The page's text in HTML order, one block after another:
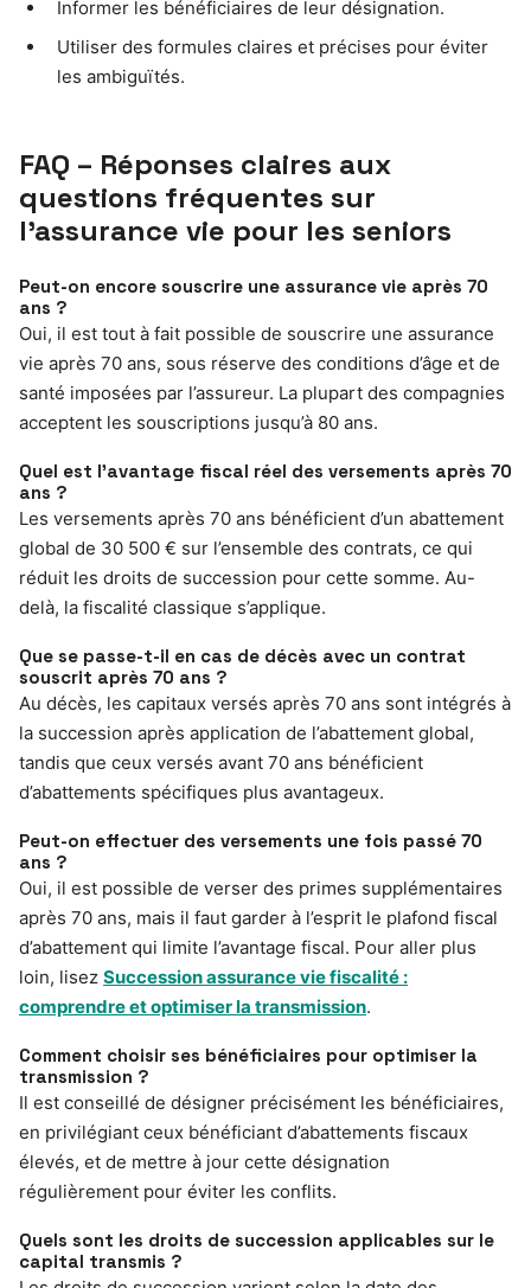
Informer les bénéficiaires de leur désignation.
Utiliser des formules claires et précises pour éviter
les ambiguïtés.
FAQ – Réponses claires aux
questions fréquentes sur
l’assurance vie pour les seniors
Peut-on encore souscrire une assurance vie après 70
ans ?
Oui, il est tout à fait possible de souscrire une assurance
vie après 70 ans, sous réserve des conditions d’âge et de
santé imposées par l’assureur. La plupart des compagnies
acceptent les souscriptions jusqu’à 80 ans.
Quel est l’avantage fiscal réel des versements après 70
ans ?
Les versements après 70 ans bénéficient d’un abattement
global de 30 500 € sur l’ensemble des contrats, ce qui
réduit les droits de succession pour cette somme. Au-
delà, la fiscalité classique s’applique.
Que se passe-t-il en cas de décès avec un contrat
souscrit après 70 ans ?
Au décès, les capitaux versés après 70 ans sont intégrés à
la succession après application de l’abattement global,
tandis que ceux versés avant 70 ans bénéficient
d’abattements spécifiques plus avantageux.
Peut-on effectuer des versements une fois passé 70
ans ?
Oui, il est possible de verser des primes supplémentaires
après 70 ans, mais il faut garder à l’esprit le plafond fiscal
d’abattement qui limite l’avantage fiscal. Pour aller plus
loin, lisez Succession assurance vie fiscalité :
comprendre et optimiser la transmission.
Comment choisir ses bénéficiaires pour optimiser la
transmission ?
Il est conseillé de désigner précisément les bénéficiaires,
en privilégiant ceux bénéficiant d’abattements fiscaux
élevés, et de mettre à jour cette désignation
régulièrement pour éviter les conflits.
Quels sont les droits de succession applicables sur le
capital transmis ?